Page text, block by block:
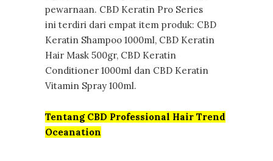
pewarnaan. CBD Keratin Pro Series
ini terdiri dari empat item produk: CBD
Keratin Shampoo 1000ml, CBD Keratin
Hair Mask 500gr, CBD Keratin
Conditioner 1000ml dan CBD Keratin
Vitamin Spray 100ml.
Tentang CBD Professional Hair Trend
Oceanation